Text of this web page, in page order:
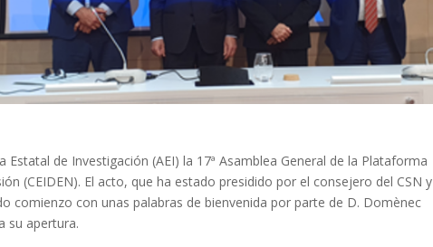
de Investigación (AEI) la 17ª Asamblea General de la Plataforma
(CEIDEN). El acto, que ha estado presidido por el consejero del CSN y
comienzo con unas palabras de bienvenida por parte de D. Domènec
su apertura.